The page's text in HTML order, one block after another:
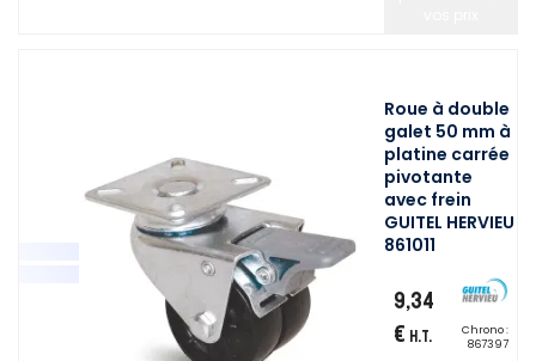
Roue à double
galet 50 mm à
platine carrée
pivotante
avec frein
GUITEL HERVIEU
861011
9,34
€ H.T.
Chrono :
867397